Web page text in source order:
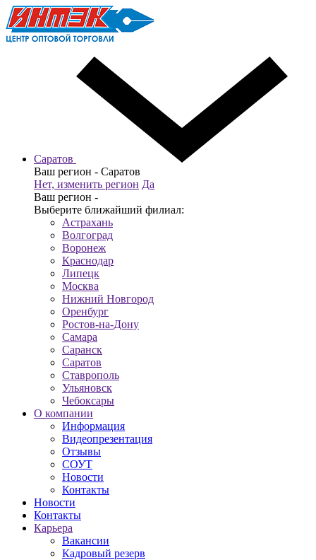
Саратов
Ваш регион - Саратов
Нет, изменить регион Да
Ваш регион -
Выберите ближайший филиал:
Астрахань
Волгоград
Воронеж
Краснодар
Липецк
Москва
Нижний Новгород
Оренбург
Ростов-на-Дону
Самара
Саранск
Саратов
Ставрополь
Ульяновск
Чебоксары
О компании
Информация
Видеопрезентация
Отзывы
СОУТ
Новости
Контакты
Новости
Контакты
Карьера
Вакансии
Кадровый резерв